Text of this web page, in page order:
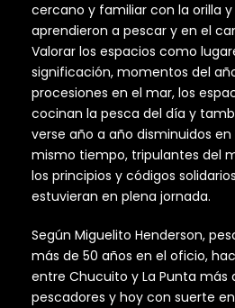
cercano y familiar con la orilla
aprendieron a pescar y en el
Valorar los espacios como
significación, momentos del
procesiones en el mar, los
cocinan la pesca del día y
verse año a año disminuidos
mismo tiempo, tripulantes del
los principios y códigos
estuvieran en plena jornada.
Según Miguelito Henderson,
más de 50 años en el oficio,
entre Chucuito y La Punta más
pescadores y hoy con suerte